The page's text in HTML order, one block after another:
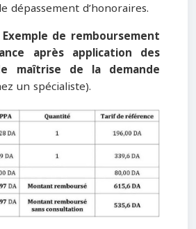
dépassement d’honoraires.
de remboursement
après application des
maîtrise de la demande
un spécialiste).